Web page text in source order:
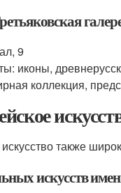
9
иконы,
коллекция,
также
искусств